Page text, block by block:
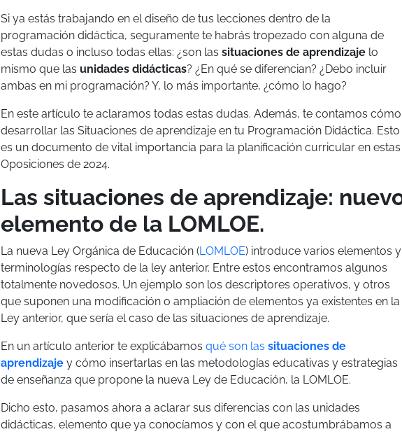
Si ya estás trabajando en el diseño de tus lecciones dentro de la
programación didáctica, seguramente te habrás tropezado con alguna de
estas dudas o incluso todas ellas: ¿son las situaciones de aprendizaje lo
mismo que las unidades didácticas? ¿En qué se diferencian? ¿Debo incluir
ambas en mi programación? Y, lo más importante, ¿cómo lo hago?
En este artículo te aclaramos todas estas dudas. Además, te contamos cómo
desarrollar las Situaciones de aprendizaje en tu Programación Didáctica. Esto
es un documento de vital importancia para la planificación curricular en estas
Oposiciones de 2024.
Las situaciones de aprendizaje:
elemento de la LOMLOE.
La nueva Ley Orgánica de Educación (LOMLOE) introduce varios elementos y
terminologías respecto de la ley anterior. Entre estos encontramos algunos
totalmente novedosos. Un ejemplo son los descriptores operativos, y otros
que suponen una modificación o ampliación de elementos ya existentes en la
Ley anterior, que sería el caso de las situaciones de aprendizaje.
En un artículo anterior te explicábamos qué son las situaciones de
aprendizaje y cómo insertarlas en las metodologías educativas y estrategias
de enseñanza que propone la nueva Ley de Educación, la LOMLOE.
Dicho esto, pasamos ahora a aclarar sus diferencias con las unidades
didácticas, elemento que ya conocíamos y con el que acostumbrábamos a